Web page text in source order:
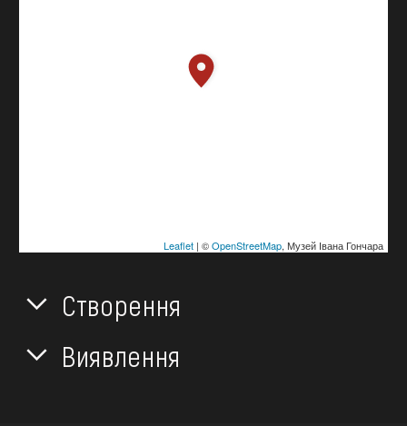
Leaflet| ©OpenStreetMap, Музей Івана Гончара
Створення
Виявлення